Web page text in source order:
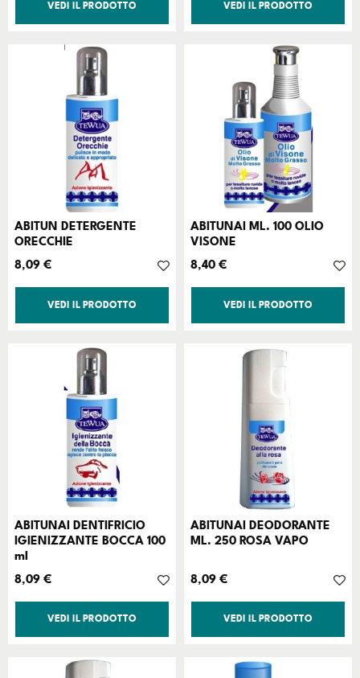
VEDI IL PRODOTTO VEDI IL PRODOTTO
ABITUN DETERGENTE
ORECCHIE
Prezzo
8,09 €
VEDI IL PRODOTTO
ABITUNAI ML. 100 OLIO
VISONE
Prezzo
8,40 €
VEDI IL PRODOTTO
ABITUNAI DENTIFRICIO
IGIENIZZANTE BOCCA 100
ml
Prezzo
8,09 €
VEDI IL PRODOTTO
ABITUNAI DEODORANTE
ML. 250 ROSA VAPO
Prezzo
8,09 €
VEDI IL PRODOTTO